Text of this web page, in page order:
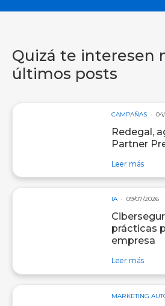
Quizá te interesen
últimos posts
CAMPAÑAS
Redegal,
Partner
Leer más
IA 09/07/2026
prácticas
empresa
Leer más
MARKETING